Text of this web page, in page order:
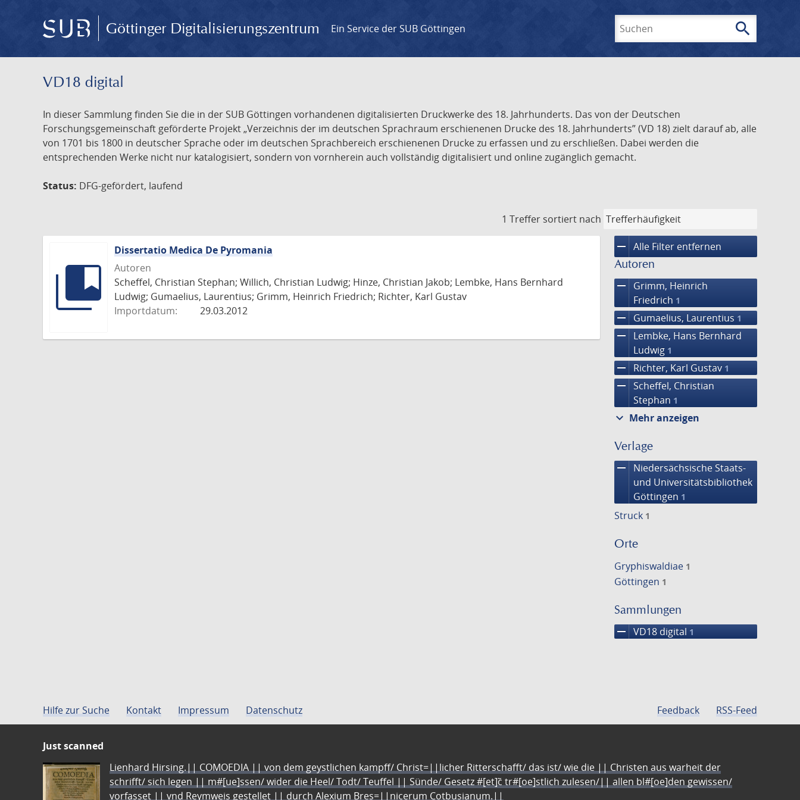
Göttinger Digitalisierungszentrum Ein Service der SUB Göttingen search
VD18 digital
In dieser Sammlung finden Sie die in der SUB Göttingen vorhandenen digitalisierten Druckwerke des 18. Jahrhunderts. Das von der Deutschen
Forschungsgemeinschaft geförderte Projekt „Verzeichnis der im deutschen Sprachraum erschienenen Drucke des 18. Jahrhunderts” (VD 18) zielt darauf ab, alle
von 1701 bis 1800 in deutscher Sprache oder im deutschen Sprachbereich erschienenen Drucke zu erfassen und zu erschließen. Dabei werden die
entsprechenden Werke nicht nur katalogisiert, sondern von vornherein auch vollständig digitalisiert und online zugänglich gemacht.
Status: DFG-gefördert, laufend
1 Treffer sortiert nach
remove Alle Filter entfernen
Autoren
remove
Grimm, Heinrich
Friedrich 1
remove Gumaelius, Laurentius 1
remove
Lembke, Hans Bernhard
Ludwig 1
remove Richter, Karl Gustav 1
remove
Scheffel, Christian
Stephan 1
expand_more Mehr anzeigen
Verlage
remove
Niedersächsische Staats-
und Universitätsbibliothek
Göttingen 1
Struck 1
Orte
Gryphiswaldiae 1
Göttingen 1
Sammlungen
remove VD18 digital 1
Dissertatio Medica De Pyromania
Autoren
Scheffel, Christian Stephan; Willich, Christian Ludwig; Hinze, Christian Jakob; Lembke, Hans Bernhard
Ludwig; Gumaelius, Laurentius; Grimm, Heinrich Friedrich; Richter, Karl Gustav
Importdatum:
29.03.2012
Hilfe zur Suche Kontakt Impressum Datenschutz Feedback RSS-Feed
Just scanned
Lienhard Hirsing.|| COMOEDIA || von dem geystlichen kampff/ Christ=||licher Ritterschafft/ das ist/ wie die || Christen aus warheit der
schrifft/ sich legen || m#[ue]ssen/ wider die Heel/ Todt/ Teuffel || Sünde/ Gesetz #[et]c̃ tr#[oe]stlich zulesen/|| allen bl#[oe]den gewissen/
vorfasset || vnd Reymweis gestellet || durch Alexium Bres=||nicerum Cotbusianum.||